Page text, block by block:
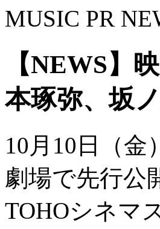
MUSIC PR
【NEWS】
本琢弥、坂
10月10日（
劇場で先行公
TOHOシネマ